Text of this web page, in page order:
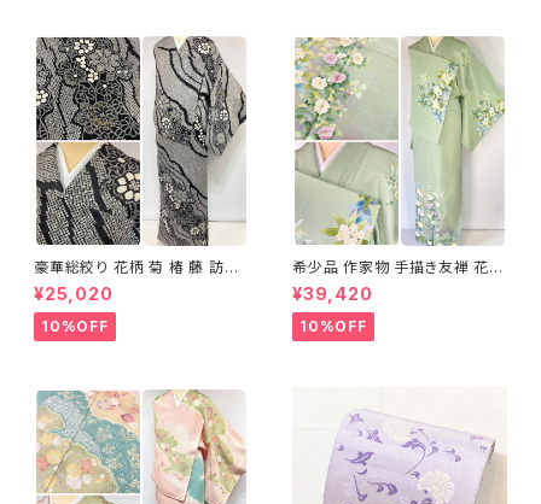
豪華総絞り 花柄 菊 椿 藤 訪問
着 鹿の子絞り ラメ 正絹 黒 白
グレー 1435
¥25,020
10%OFF
希少品 作家物 手描き友禅 花鳥
文 椿 沈丁花 訪問着 正絹 袷 黄
緑 青 白 1418
¥39,420
10%OFF